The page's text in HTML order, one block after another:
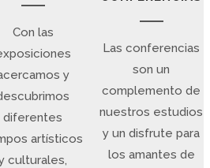
Con las
y
diferentes
artísticos
culturales,
Las conferencias
son un
complemento de
nuestros estudios
y un disfrute para
los amantes de